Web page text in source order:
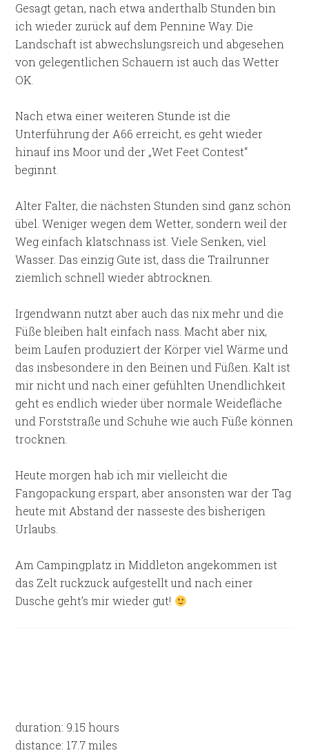
Gesagt getan, nach etwa anderthalb Stunden bin
ich wieder zurück auf dem Pennine Way. Die
Landschaft ist abwechslungsreich und abgesehen
von gelegentlichen Schauern ist auch das Wetter
OK.
Nach etwa einer weiteren Stunde ist die
Unterführung der A66 erreicht, es geht wieder
hinauf ins Moor und der „Wet Feet Contest“
beginnt.
Alter Falter, die nächsten Stunden sind ganz schön
übel. Weniger wegen dem Wetter, sondern weil der
Weg einfach klatschnass ist. Viele Senken, viel
Wasser. Das einzig Gute ist, dass die Trailrunner
ziemlich schnell wieder abtrocknen.
Irgendwann nutzt aber auch das nix mehr und die
Füße bleiben halt einfach nass. Macht aber nix,
beim Laufen produziert der Körper viel Wärme und
das insbesondere in den Beinen und Füßen. Kalt ist
mir nicht und nach einer gefühlten Unendlichkeit
geht es endlich wieder über normale Weidefläche
und Forststraße und Schuhe wie auch Füße können
trocknen.
Heute morgen hab ich mir vielleicht die
Fangopackung erspart, aber ansonsten war der Tag
heute mit Abstand der nasseste des bisherigen
Urlaubs.
Am Campingplatz in Middleton angekommen ist
das Zelt ruckzuck aufgestellt und nach einer
Dusche geht’s mir wieder gut!
duration: 9.15 hours
distance: 17.7 miles